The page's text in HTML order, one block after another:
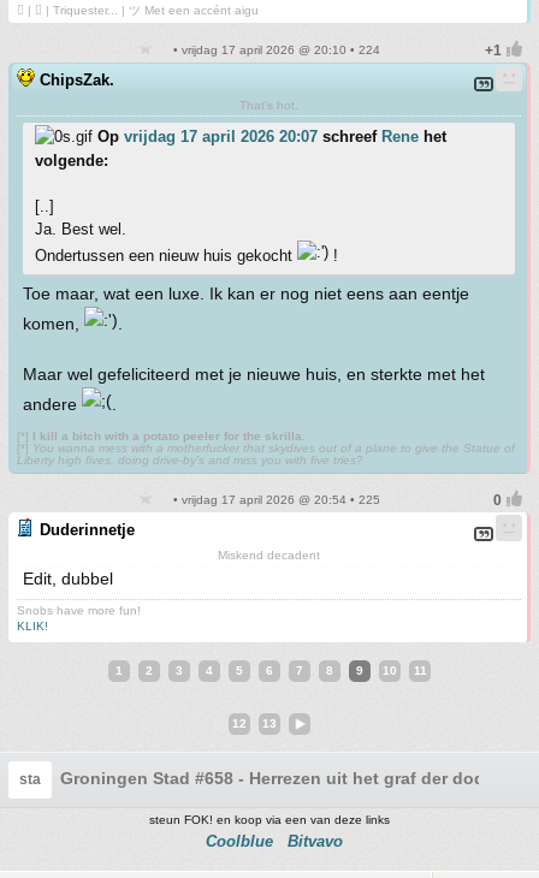
 | ❤ | Triquester... | ツ Met een accént aigu
• vrijdag 17 april 2026 @ 20:10 • 224
ChipsZak.
That's hot.
Op vrijdag 17 april 2026 20:07 schreef Rene het
volgende:
[..]
Ja. Best wel.
Ondertussen een nieuw huis gekocht
!
Toe maar, wat een luxe. Ik kan er nog niet eens aan eentje
komen,
Maar wel gefeliciteerd met je nieuwe huis, en sterkte met het
andere
[*] I kill a bitch with a potato peeler for the skrilla.
[*] You wanna mess with a motherfucker that skydives out of a plane to give the Statue of
Liberty high fives, doing drive-by’s and miss you with five tries?
• vrijdag 17 april 2026 @ 20:54 • 225
Duderinnetje
Miskend decadent
Edit, dubbel
Snobs have more fun!
KLIK!
1 2 3 4 5 6 7 8 9 10 11
12 13
sta Groningen Stad #658 - Herrezen uit het graf der dode
steun FOK! en koop via een van deze links
Coolblue Bitvavo